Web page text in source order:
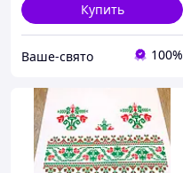
Купить
Ваше-свято 100%